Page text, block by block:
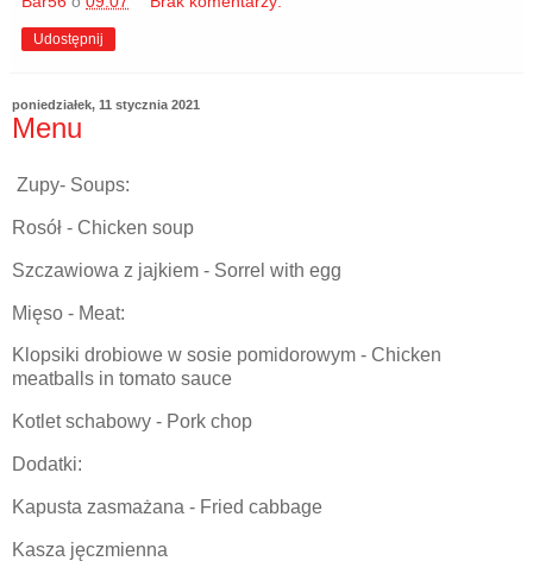
Udostępnij
poniedziałek, 11 stycznia 2021
Menu
Zupy- Soups:
Rosół - Chicken soup
Szczawiowa z jajkiem - Sorrel with egg
Mięso - Meat:
Klopsiki drobiowe w sosie pomidorowym - Chicken
meatballs in tomato sauce
Kotlet schabowy - Pork chop
Dodatki:
Kapusta zasmażana - Fried cabbage
Kasza jęczmienna